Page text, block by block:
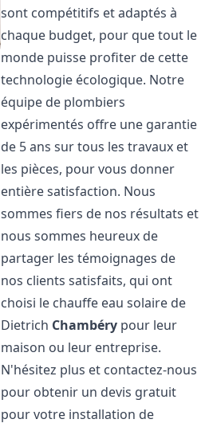
sont compétitifs et adaptés à
chaque budget, pour que tout le
monde puisse profiter de cette
technologie écologique. Notre
équipe de plombiers
expérimentés offre une garantie
de 5 ans sur tous les travaux et
les pièces, pour vous donner
entière satisfaction. Nous
sommes fiers de nos résultats et
nous sommes heureux de
partager les témoignages de
nos clients satisfaits, qui ont
choisi le chauffe eau solaire de
Dietrich Chambéry pour leur
maison ou leur entreprise.
N'hésitez plus et contactez-nous
pour obtenir un devis gratuit
pour votre installation de